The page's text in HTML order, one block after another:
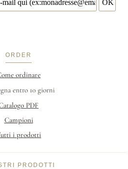
ORDER
ordinare
entro 10 giorni
PDF
Campioni
i prodotti
PRODOTTI